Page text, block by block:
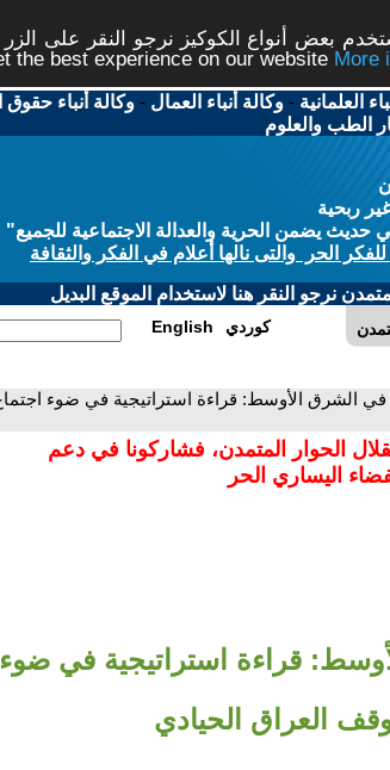
بعض أنواع الكوكيز نرجو النقر على
the best experience on our website
العلمانية -وكالة أنباء العمال -وكالة أنباء حقوق
الطب والعلوم
ربحية
يضمن الحرية والعدالة الاجتماعية للجميع"
الحر والتى نالها أعلام في الفكر والثقافة
نرجو النقر هنا لاستخدام الموقع البديل
English كوردي
في الشرق الأوسط: قراءة استراتيجية في ضوء
الحوار المتمدن، فشاركونا في دعم
اليساري الحر
قراءة استراتيجية في ضوء
العراق الحيادي